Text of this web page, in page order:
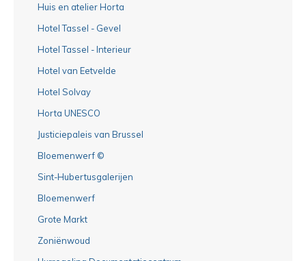
Huis en atelier Horta
Hotel Tassel - Gevel
Hotel Tassel - Interieur
Hotel van Eetvelde
Hotel Solvay
Horta UNESCO
Justiciepaleis van Brussel
Bloemenwerf ©
Sint-Hubertusgalerijen
Bloemenwerf
Grote Markt
Zoniënwoud